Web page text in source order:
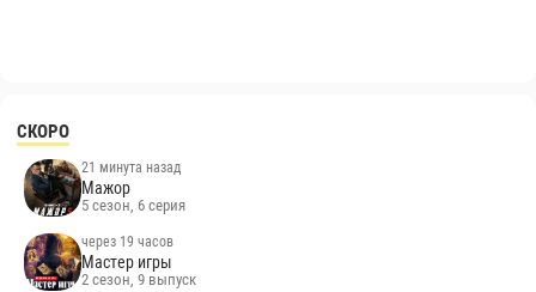
СКОРО
21 минута назад
Мажор
5 сезон, 6 серия
через 19 часов
Мастер игры
2 сезон, 9 выпуск